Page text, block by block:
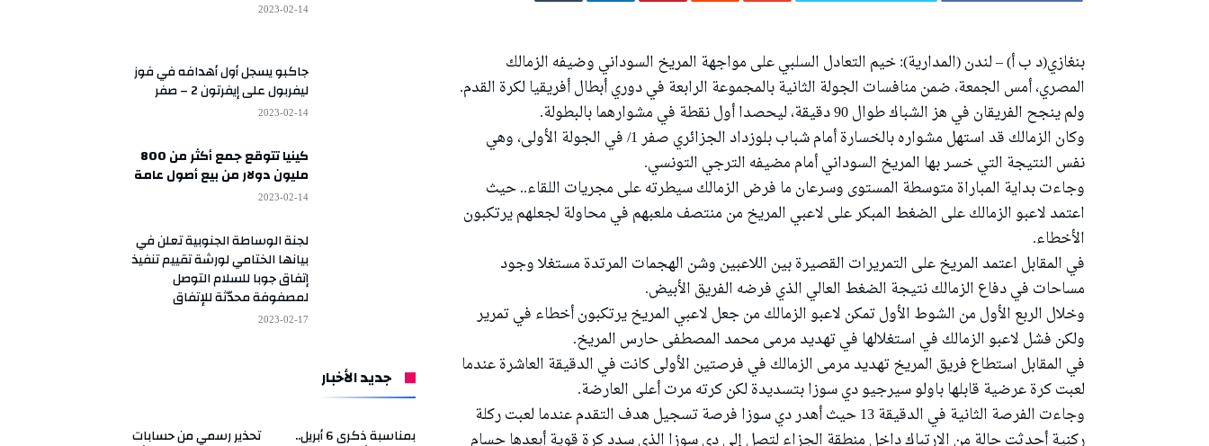
بنغازي(د ب أ) – لندن (المدارية): خيم التعادل السلبي على مواجهة المريخ السوداني وضيفه الزمالك
المصري، أمس الجمعة، ضمن منافسات الجولة الثانية بالمجموعة الرابعة في دوري أبطال أفريقيا لكرة القدم.
ولم ينجح الفريقان في هز الشباك طوال 90 دقيقة، ليحصدا أول نقطة في مشوارهما بالبطولة.
وكان الزمالك قد استهل مشواره بالخسارة أمام شباب بلوزداد الجزائري صفر 1/ في الجولة الأولى، وهي
نفس النتيجة التي خسر بها المريخ السوداني أمام مضيفه الترجي التونسي.
وجاءت بداية المباراة متوسطة المستوى وسرعان ما فرض الزمالك سيطرته على مجريات اللقاء.. حيث
اعتمد لاعبو الزمالك على الضغط المبكر على لاعبي المريخ من منتصف ملعبهم في محاولة لجعلهم يرتكبون
الأخطاء.
في المقابل اعتمد المريخ على التمريرات القصيرة بين اللاعبين وشن الهجمات المرتدة مستغلا وجود
مساحات في دفاع الزمالك نتيجة الضغط العالي الذي فرضه الفريق الأبيض.
وخلال الربع الأول من الشوط الأول تمكن لاعبو الزمالك من جعل لاعبي المريخ يرتكبون أخطاء في تمرير
ولكن فشل لاعبو الزمالك في استغلالها في تهديد مرمى محمد المصطفى حارس المريخ.
في المقابل استطاع فريق المريخ تهديد مرمى الزمالك في فرصتين الأولى كانت في الدقيقة العاشرة عندما
لعبت كرة عرضية قابلها باولو سيرجيو دي سوزا بتسديدة لكن كرته مرت أعلى العارضة.
وجاءت الفرصة الثانية في الدقيقة 13 حيث أهدر دي سوزا فرصة تسجيل هدف التقدم عندما لعبت ركلة
ركنية أحدثت حالة من الارتباك داخل منطقة الجزاء لتصل إلى دي سوزا الذي سدد كرة قوية أبعدها حسام
2023-02-14
جاكبو يسجل أول أهدافه في فوز
ليفربول على إيفرتون 2 – صفر
2023-02-14
كينيا تتوقع جمع أكثر من 800
مليون دولار من بيع أصول عامة
2023-02-14
لجنة الوساطة الجنوبية تعلن في
بيانها الختامي لورشة تقييم تنفيذ
إتفاق جوبا للسلام التوصل
لمصفوفة محدّثة للإتفاق
2023-02-17
جديد الأخبار
تحذير رسمي من حسابات بمناسبة ذكرى 6 أبريل..